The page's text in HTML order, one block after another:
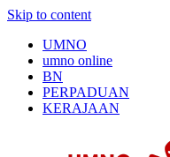
Skip to content
UMNO
umno online
BN
PERPADUAN
KERAJAAN